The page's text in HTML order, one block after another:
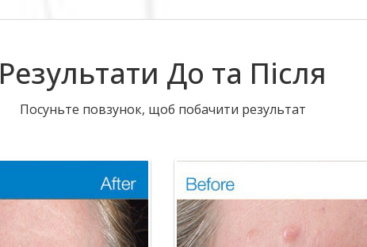
Результати До та Після
Посуньте повзунок, щоб побачити результат